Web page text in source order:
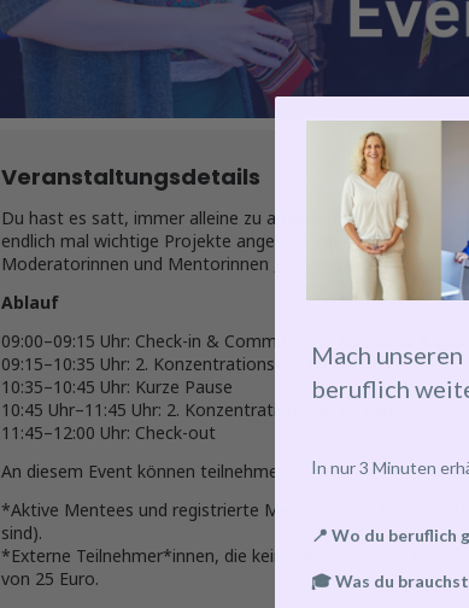
Veranstaltungsdetails
Du hast es satt, immer alleine zu arbeiten? Du brauchst
endlich mal wichtige Projekte angehen? Bring deine
Moderatorinnen und Mentorinnen
Sabina Holzund Delia
Ablauf
09:00–09:15 Uhr: Check-in & Commitment: Aufgaben &
09:15–10:35 Uhr: 2. Konzentrationszeit 80 Minuten
10:35–10:45 Uhr: Kurze Pause
10:45 Uhr–11:45 Uhr: 2. Konzentrationszeit 60 Minuten
11:45–12:00 Uhr: Check-out
An diesem Event können teilnehmen:
*Aktive Mentees und registrierte Mentor*innen
sind).
*Externe Teilnehmer*innen, die keine Mitglieder der
von 25 Euro.
Mach
beruflich
In nur 3 Minuten
📍 Wo du beruflich
🎓 Was du